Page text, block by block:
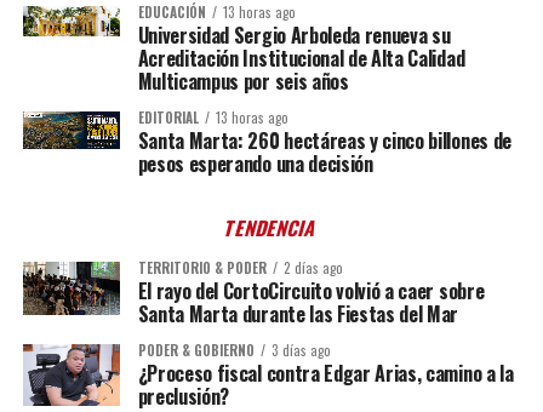
EDUCACIÓN 13 horas ago
Universidad Sergio Arboleda renueva su
Acreditación Institucional de Alta Calidad
Multicampus por seis años
EDITORIAL 13 horas ago
Santa Marta: 260 hectáreas y cinco billones de
pesos esperando una decisión
TENDENCIA
TERRITORIO & PODER 2 días ago
El rayo del CortoCircuito volvió a caer sobre
Santa Marta durante las Fiestas del Mar
PODER & GOBIERNO 3 días ago
¿Proceso fiscal contra Edgar Arias, camino a la
preclusión?